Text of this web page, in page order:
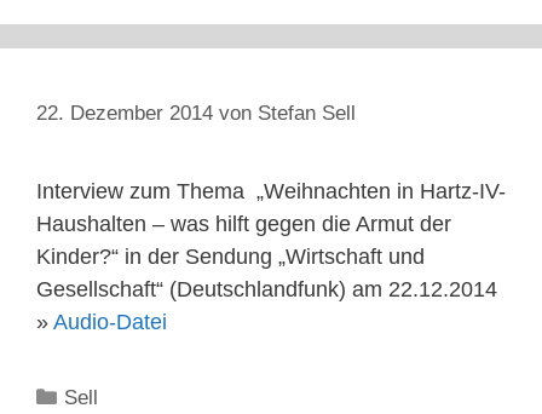
22. Dezember 2014 von Stefan Sell
Interview zum Thema „Weihnachten in Hartz-IV-
Haushalten – was hilft gegen die Armut der
Kinder?“ in der Sendung „Wirtschaft und
Gesellschaft“ (Deutschlandfunk) am 22.12.2014
» Audio-Datei
Kategorien
Sell